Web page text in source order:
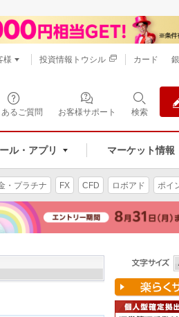
あるご質問 お客様サポート 検索
ル・アプリ マーケット情報
様 投資情報トウシル カード
・プラチナ FX CFD ロボアド ポイ